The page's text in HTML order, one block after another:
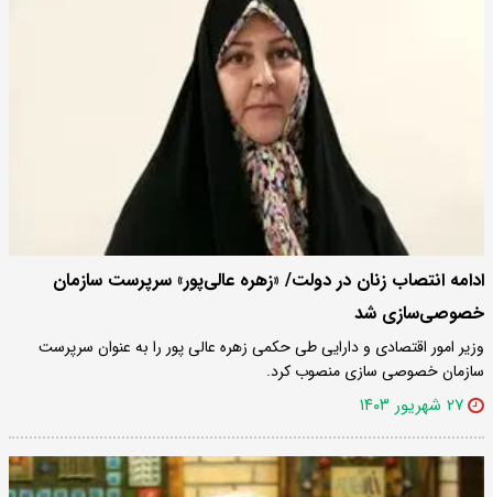
ادامه انتصاب زنان در دولت/ «زهره عالی‌پور» سرپرست سازمان
خصوصی‌سازی شد
وزیر امور اقتصادی و دارایی طی حکمی زهره عالی پور را به عنوان سرپرست
سازمان خصوصی سازی منصوب کرد.
۲۷ شهریور ۱۴۰۳